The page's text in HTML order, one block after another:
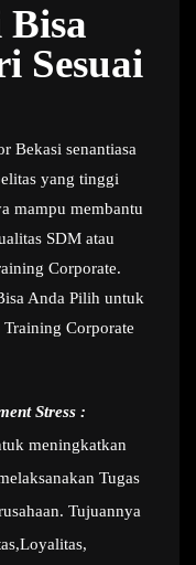
Sesuai
Bekasi senantiasa
yang tinggi
mampu membantu
SDM atau
Corporate.
Anda Pilih untuk
Corporate
Stress :
meningkatkan
Tugas
Tujuannya